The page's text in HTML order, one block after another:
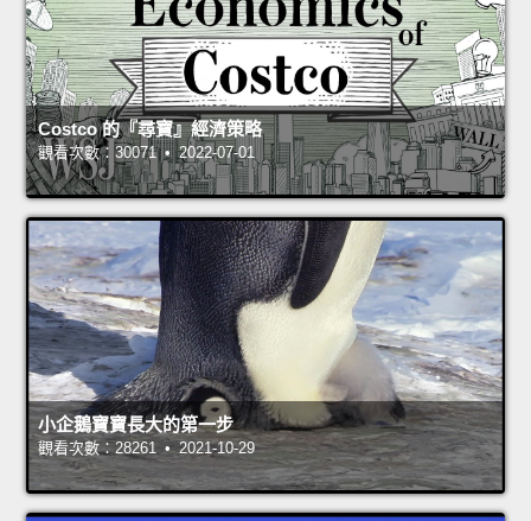
Costco 的『尋寶』經濟策略
觀看次數：30071 • 2022-07-01
小企鵝寶寶長大的第一步
觀看次數：28261 • 2021-10-29